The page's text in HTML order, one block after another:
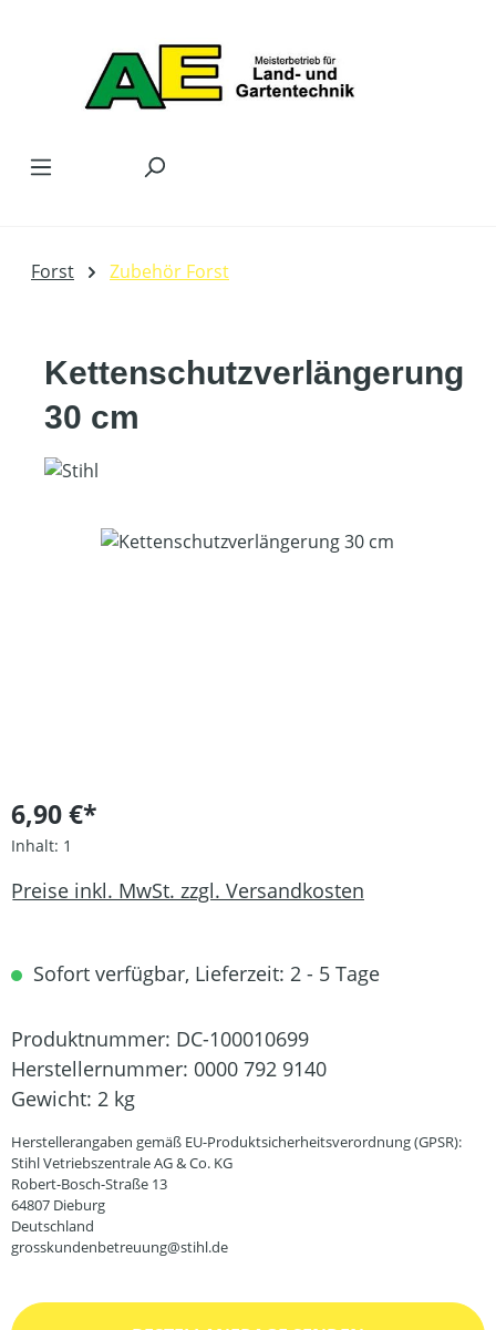
Forst Zubehör Forst
Kettenschutzverlängerung
30 cm
Bildergalerie überspringen
6,90 €*
Inhalt: 1
Preise inkl. MwSt. zzgl. Versandkosten
Sofort verfügbar, Lieferzeit: 2 - 5 Tage
Produktnummer: DC-100010699
Herstellernummer: 0000 792 9140
Gewicht: 2 kg
Herstellerangaben gemäß EU-Produktsicherheitsverordnung (GPSR):
Stihl Vetriebszentrale AG & Co. KG
Robert-Bosch-Straße 13
64807 Dieburg
Deutschland
grosskundenbetreuung@stihl.de